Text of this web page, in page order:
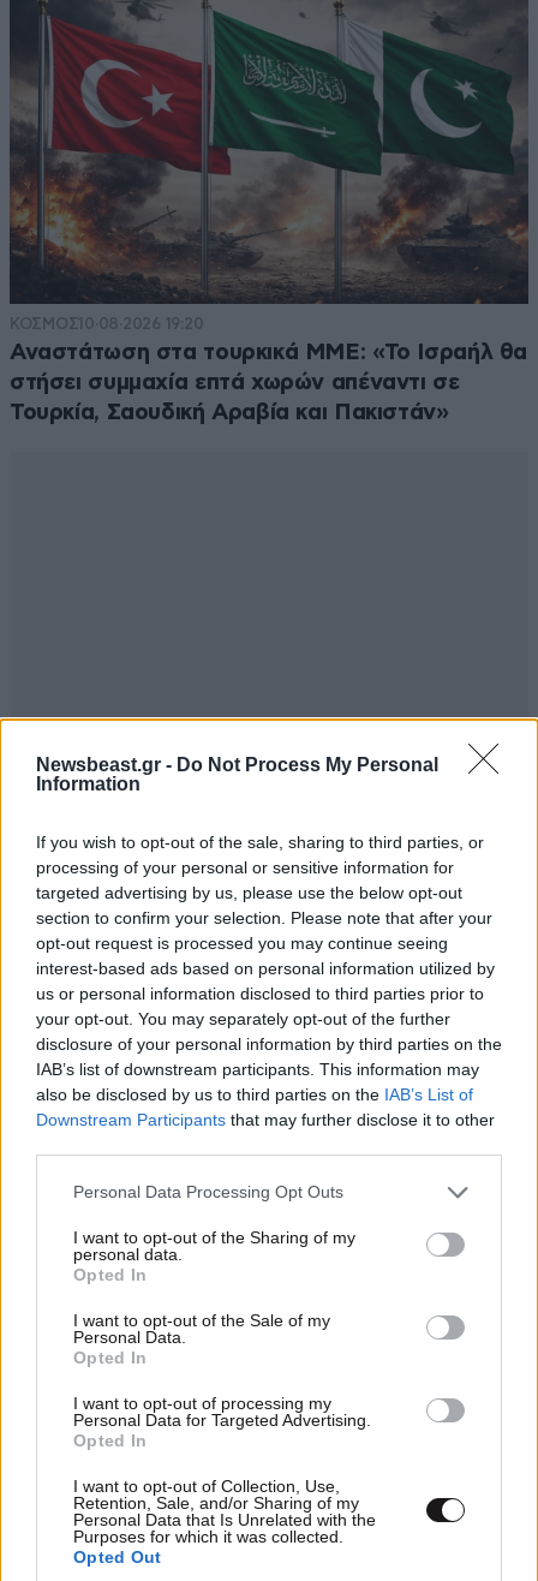
Newsbeast.gr - Do Not Process My Personal
Information
If you wish to opt-out of the sale, sharing to third parties, or
processing of your personal or sensitive information for
targeted advertising by us, please use the below opt-out
section to confirm your selection. Please note that after your
opt-out request is processed you may continue seeing
interest-based ads based on personal information utilized by
us or personal information disclosed to third parties prior to
your opt-out. You may separately opt-out of the further
disclosure of your personal information by third parties on the
IAB’s list of downstream participants. This information may
also be disclosed by us to third parties on the IAB’s List of
Downstream Participants that may further disclose it to other
Please note that this website/app uses one or more Google
not limited to your visit or usage behaviour. You may click to
grant or deny consent to Google and its third-party tags to
use your data for below specified purposes in below Google
consent section.
Personal Data Processing Opt Outs
I want to opt-out of the Sharing of my
personal data.
Opted In
I want to opt-out of the Sale of my
Personal Data.
Opted In
I want to opt-out of processing my
Personal Data for Targeted Advertising.
Opted In
I want to opt-out of Collection, Use,
Retention, Sale, and/or Sharing of my
Personal Data that Is Unrelated with the
Purposes for which it was collected.
Opted Out
ΚΟΣΜΟΣ10·08·2026 19:20
Αναστάτωση στα τουρκικά ΜΜΕ: «Το Ισραήλ θα
στήσει συμμαχία επτά χωρών απέναντι σε
Τουρκία, Σαουδική Αραβία και Πακιστάν»